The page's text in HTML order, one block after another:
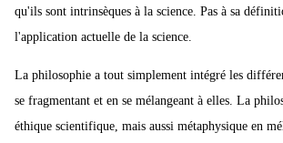
qu'ils sont intrinsèques à la science. Pas à sa
l'application actuelle de la science.
La philosophie a tout simplement intégré les
se fragmentant et en se mélangeant à elles. La
éthique scientifique, mais aussi métaphysique en